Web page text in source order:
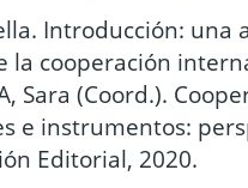
Introducción:
la cooperación
Sara (Coord.).
e instrumentos:
Editorial, 2020.